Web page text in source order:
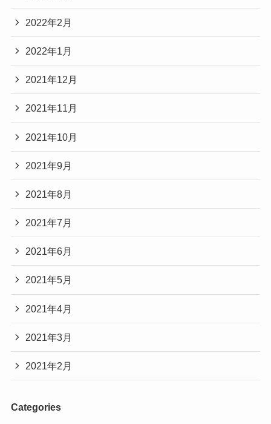
2022年2月
2022年1月
2021年12月
2021年11月
2021年10月
2021年9月
2021年8月
2021年7月
2021年6月
2021年5月
2021年4月
2021年3月
2021年2月
Categories